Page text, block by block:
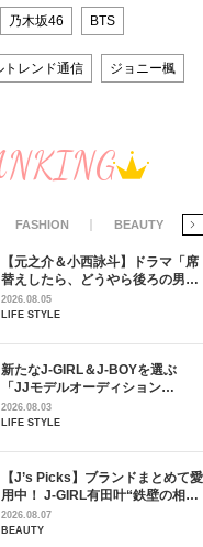
乃木坂46 BTS
トレンド通信 ジョニー楓
FASHION BEAUTY
【元之介＆小西詠斗】ドラマ「席
替えしたら、どうやら後ろの男が
どうやら俺のこと好きらしい」放
送記念インタビュー♡ 「自然と詠
2026.08.05
LIFE STYLE
新たなJ-GIRL＆J-BOYを選ぶ
「JJモデルオーディション
2027」が募集開始！ 予選ブロッ
クは候補生の“魅力”を重視した
2026.08.03
LIFE STYLE
【J’s Picks】ブランドまとめて愛
用中！ J-GIRL有田叶“鉄壁の相
棒”〈ビューティ＆ファッション
夏の必需品〉
2026.08.07
BEAUTY